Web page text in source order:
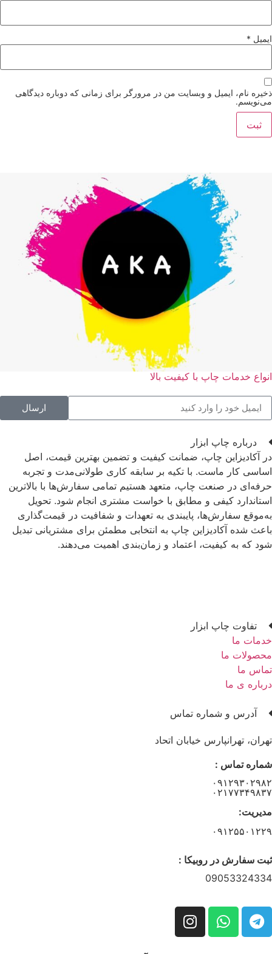
ایمیل *
ذخیره نام، ایمیل و وبسایت من در مرورگر برای زمانی که دوباره دیدگاهی
می‌نویسم.
انواع خدمات چاپ با کیفیت بالا
ارسال
درباره چاپ ابزار
در آکادیزاین چاپ، ضمانت کیفیت و تضمین بهترین قیمت، اصل
اساسی کار ماست. با تکیه بر سابقه کاری طولانی‌مدت و تجربه
حرفه‌ای در صنعت چاپ، متعهد هستیم تمامی سفارش‌ها با بالاترین
استاندارد کیفی و مطابق با خواست مشتری انجام شود. تحویل
به‌موقع سفارش‌ها، پایبندی به تعهدات و شفافیت در قیمت‌گذاری
باعث شده آکادیزاین چاپ به انتخابی مطمئن برای مشتریانی تبدیل
شود که به کیفیت، اعتماد و زمان‌بندی اهمیت می‌دهند.
تفاوت چاپ ابزار
خدمات ما
محصولات ما
تماس ما
درباره ی ما
آدرس و شماره تماس
تهران، تهرانپارس خیابان اتحاد
شماره تماس :
۰۹۱۲۹۳۰۲۹۸۲
۰۲۱۷۷۳۴۹۸۳۷
مدیریت:
۰۹۱۲۵۵۰۱۲۲۹
ثبت سفارش در روبیکا :
09053324334